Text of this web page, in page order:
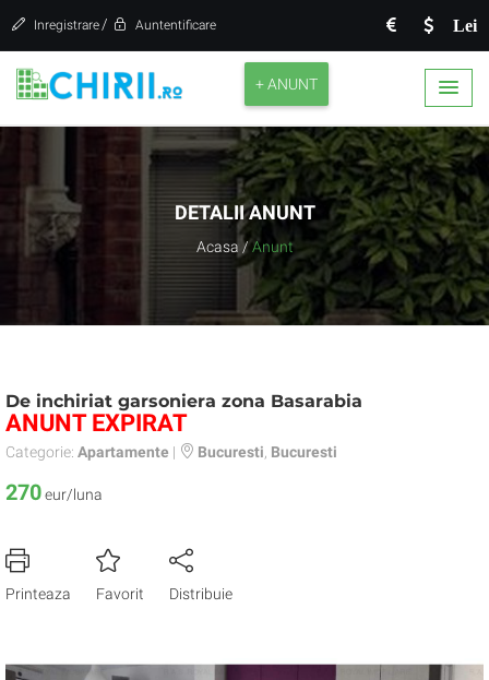
Lei
Inregistrare / Auntentificare
+ ANUNT
DETALII ANUNT
Acasa / Anunt
De inchiriat garsoniera zona Basarabia
ANUNT EXPIRAT
Categorie: Apartamente | Bucuresti Bucuresti
270eur/luna
Printeaza Favorit Distribuie